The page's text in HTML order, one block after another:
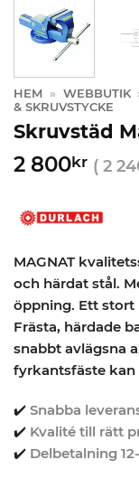
HEM » WEBBUTIK
& SKRUVSTYCKE
Skruvstäd
2 800kr ( 2
MAGNAT
och härdat stål.
öppning. Ett
Frästa, härdade
snabbt avlägsna
fyrkantsfäste kan
✔️ Snabba
✔️ Kvalité till rätt
✔️ Delbetalning